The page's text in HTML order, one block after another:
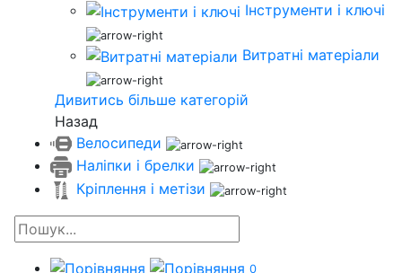
Інструменти і ключі
Витратні матеріали
Дивитись більше категорій
Назад
Велосипеди
Наліпки і брелки
Кріплення і метізи
0